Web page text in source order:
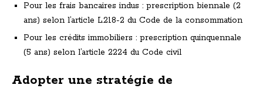
Pour les frais bancaires indus : prescription biennale (2
ans) selon l’article L.218-2 du Code de la consommation
Pour les crédits immobiliers : prescription quinquennale
(5 ans) selon l’article 2224 du Code civil
Adopter une stratégie de